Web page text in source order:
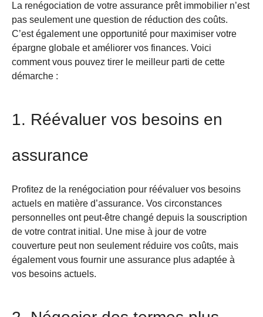
La renégociation de votre assurance prêt immobilier n’est
pas seulement une question de réduction des coûts.
C’est également une opportunité pour maximiser votre
épargne globale et améliorer vos finances. Voici
comment vous pouvez tirer le meilleur parti de cette
démarche :
1. Réévaluer vos besoins en
assurance
Profitez de la renégociation pour réévaluer vos besoins
actuels en matière d’assurance. Vos circonstances
personnelles ont peut-être changé depuis la souscription
de votre contrat initial. Une mise à jour de votre
couverture peut non seulement réduire vos coûts, mais
également vous fournir une assurance plus adaptée à
vos besoins actuels.